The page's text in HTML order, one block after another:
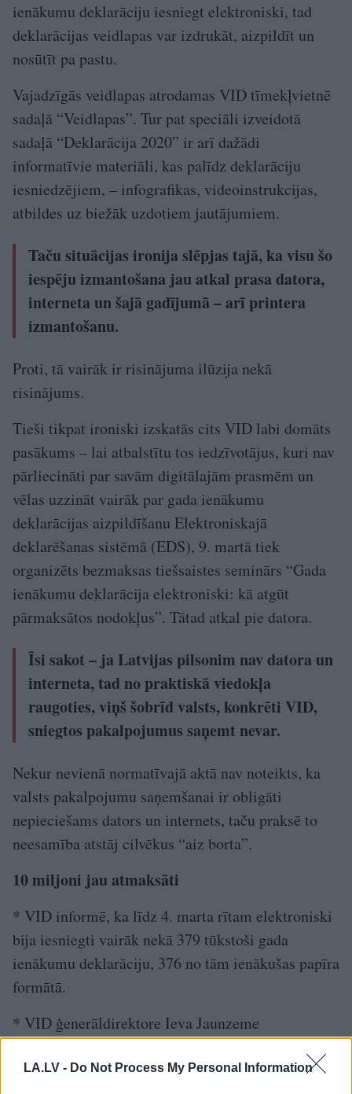
LA.LV - Do Not Process My Personal Information
ienākumu deklarāciju iesniegt elektroniski, tad
deklarācijas veidlapas var izdrukāt, aizpildīt un
nosūtīt pa pastu.
Vajadzīgās veidlapas atrodamas VID tīmekļvietnē
sadaļā “Veidlapas”. Tur pat speciāli izveidotā
sadaļā “Deklarācija 2020” ir arī dažādi
informatīvie materiāli, kas palīdz deklarāciju
iesniedzējiem, – infografikas, videoinstrukcijas,
atbildes uz biežāk uzdotiem jautājumiem.
Taču situācijas ironija slēpjas tajā, ka visu šo
iespēju izmantošana jau atkal prasa datora,
interneta un šajā gadījumā – arī printera
izmantošanu.
Proti, tā vairāk ir risinājuma ilūzija nekā
risinājums.
Tieši tikpat ironiski izskatās cits VID labi domāts
pasākums – lai atbalstītu tos iedzīvotājus, kuri nav
pārliecināti par savām digitālajām prasmēm un
vēlas uzzināt vairāk par gada ienākumu
deklarācijas aizpildīšanu Elektroniskajā
deklarēšanas sistēmā (EDS), 9. martā tiek
organizēts bezmaksas tiešsaistes seminārs “Gada
ienākumu deklarācija elektroniski: kā atgūt
pārmaksātos nodokļus”. Tātad atkal pie datora.
Īsi sakot – ja Latvijas pilsonim nav datora un
interneta, tad no praktiskā viedokļa
raugoties, viņš šobrīd valsts, konkrēti VID,
sniegtos pakalpojumus saņemt nevar.
Nekur nevienā normatīvajā aktā nav noteikts, ka
valsts pakalpojumu saņemšanai ir obligāti
nepieciešams dators un internets, taču praksē to
neesamība atstāj cilvēkus “aiz borta”.
10 miljoni jau atmaksāti
* VID informē, ka līdz 4. marta rītam elektroniski
bija iesniegti vairāk nekā 379 tūkstoši gada
ienākumu deklarāciju, 376 no tām ienākušas papīra
formātā.
* VID ģenerāldirektore Ieva Jaunzeme
iesniegtajām deklarācijām kopā jau ir veikta 10